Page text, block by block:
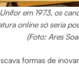
em 1973, os
online só seria
(Foto: Ares
formas de